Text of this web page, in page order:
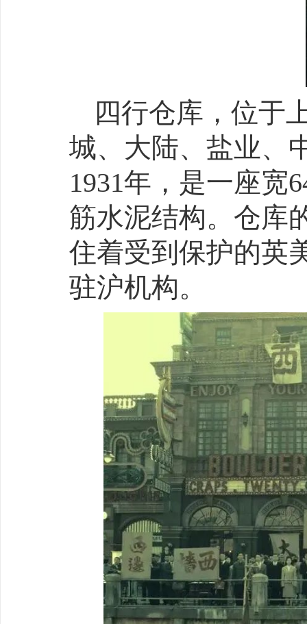
四行仓库，位于
城、大陆、盐业、
1931年，是一座宽
筋水泥结构。仓库
住着受到保护的英
驻沪机构。